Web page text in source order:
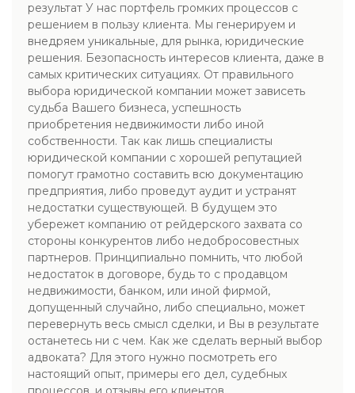
результат У нас портфель громких процессов с
решением в пользу клиента. Мы генерируем и
внедряем уникальные, для рынка, юридические
решения. Безопасность интересов клиента, даже в
самых критических ситуациях. От правильного
выбора юридической компании может зависеть
судьба Вашего бизнеса, успешность
приобретения недвижимости либо иной
собственности. Так как лишь специалисты
юридической компании с хорошей репутацией
помогут грамотно составить всю документацию
предприятия, либо проведут аудит и устранят
недостатки существующей. В будущем это
убережет компанию от рейдерского захвата со
стороны конкурентов либо недобросовестных
партнеров. Принципиально помнить, что любой
недостаток в договоре, будь то с продавцом
недвижимости, банком, или иной фирмой,
допущенный случайно, либо специально, может
перевернуть весь смысл сделки, и Вы в результате
останетесь ни с чем. Как же сделать верный выбор
адвоката? Для этого нужно посмотреть его
настоящий опыт, примеры его дел, судебных